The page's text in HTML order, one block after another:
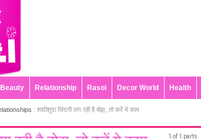
Beauty Relationship Rasoi Decor World Health
: शादीशुदा जिंदगी लग रही है बोझ, तो करें ये काम
1 of 1 parts